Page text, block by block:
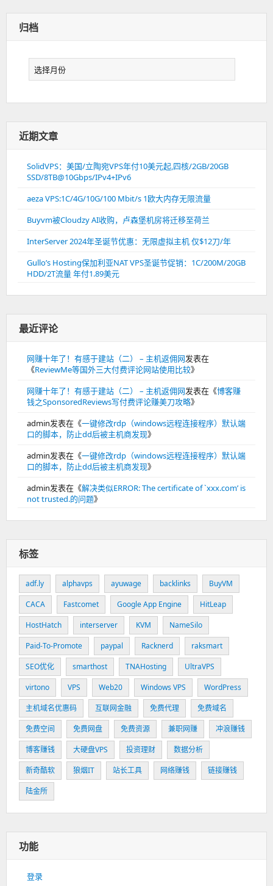
归档
近期文章
SolidVPS：美国/立陶宛VPS年付10美元起,四核/2GB/20GB
SSD/8TB@10Gbps/IPv4+IPv6
aeza VPS:1C/4G/10G/100 Mbit/s 1欧大内存无限流量
Buyvm被Cloudzy AI收购，卢森堡机房将迁移至荷兰
InterServer 2024年圣诞节优惠：无限虚拟主机 仅$12刀/年
Gullo’s Hosting保加利亚NAT VPS圣诞节促销：1C/200M/20GB
HDD/2T流量 年付1.89美元
最近评论
网赚十年了！有感于建站（二） – 主机返佣网发表在
《ReviewMe等国外三大付费评论网站使用比较》
网赚十年了！有感于建站（二） – 主机返佣网发表在《博客赚
钱之SponsoredReviews写付费评论赚美刀攻略》
admin发表在《一键修改rdp（windows远程连接程序）默认端
口的脚本，防止dd后被主机商发现》
admin发表在《一键修改rdp（windows远程连接程序）默认端
口的脚本，防止dd后被主机商发现》
admin发表在《解决类似ERROR: The certificate of `xxx.com’ is
not trusted.的问题》
标签
adf.ly alphavps ayuwage backlinks
BuyVM
CACA
Fastcomet Google App Engine
HitLeap
HostHatch
interserver KVM
NameSilo
Paid-To-Promote
paypal Racknerd
raksmart
SEO优化
smarthost TNAHosting
UltraVPS
virtono
VPS Web20 Windows VPS
WordPress
主机域名优惠码
互联网金融 免费代理
免费域名
免费空间
免费网盘 免费资源 兼职网赚
冲浪赚钱
博客赚钱
大硬盘VPS 投资理财
数据分析
新奇酷软
狼烟IT 站长工具 网络赚钱
链接赚钱
陆金所
功能
登录